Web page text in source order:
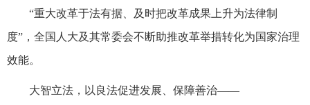
“重大改革于法有据、及时把改革成果上升为法律制
度”，全国人大及其常委会不断助推改革举措转化为国家治理
效能。
大智立法，以良法促进发展、保障善治——